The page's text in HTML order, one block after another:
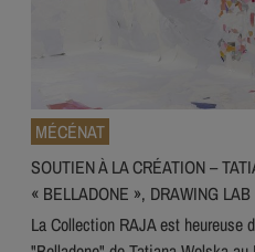
MÉCÉNAT
SOUTIEN À LA CRÉATION –
« BELLADONE », DRAWING LAB
La Collection RAJA est heureuse